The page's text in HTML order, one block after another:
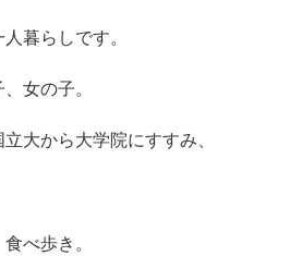
暮らしです。
女の子。
大から大学院にすすみ、
べ歩き。